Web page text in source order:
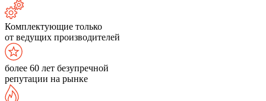
Комплектующие только
от ведущих производителей
более 60 лет безупречной
репутации на рынке